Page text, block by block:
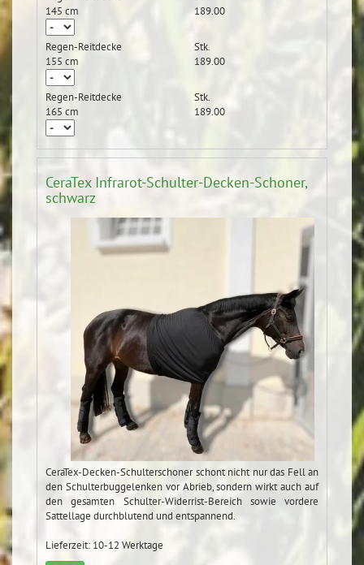
145 cm
189.00
Regen-Reitdecke
Stk.
155 cm
189.00
Regen-Reitdecke
Stk.
165 cm
189.00
CeraTex Infrarot-Schulter-Decken-Schoner,
schwarz
CeraTex-Decken-Schulterschoner schont nicht nur das Fell an
den Schulterbuggelenken vor Abrieb, sondern wirkt auch auf
den gesamten Schulter-Widerrist-Bereich sowie vordere
Sattellage durchblutend und entspannend.
Lieferzeit: 10-12 Werktage